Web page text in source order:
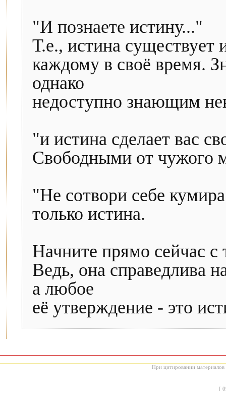
"И познаете истину..."
Т.е., истина существует
каждому в своё время.
однако
недоступно знающим
"и истина сделает вас
Свободными от чужого
"Не сотвори себе
только истина.
Начните прямо сейчас
Ведь, она справедлива
а любое
её утверждение - это
При цитировании материалов
[